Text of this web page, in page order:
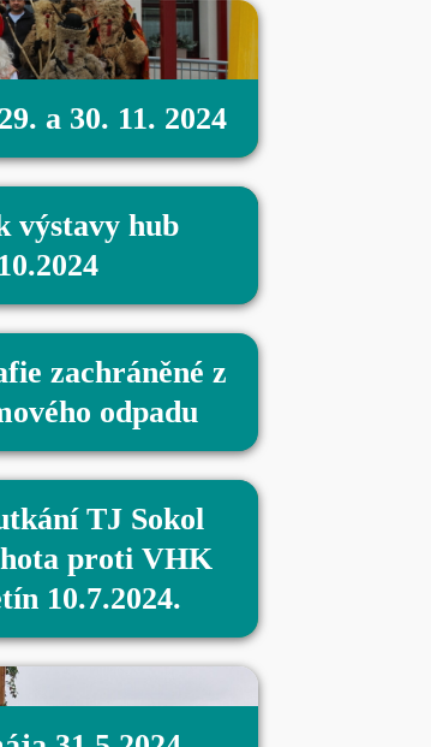
a 30. 11. 2024
výstavy hub
zachráněné z
odpadu
TJ Sokol
proti VHK
10.7.2024.